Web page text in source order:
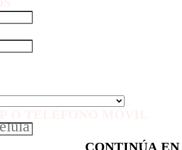
CONTINÚA EN